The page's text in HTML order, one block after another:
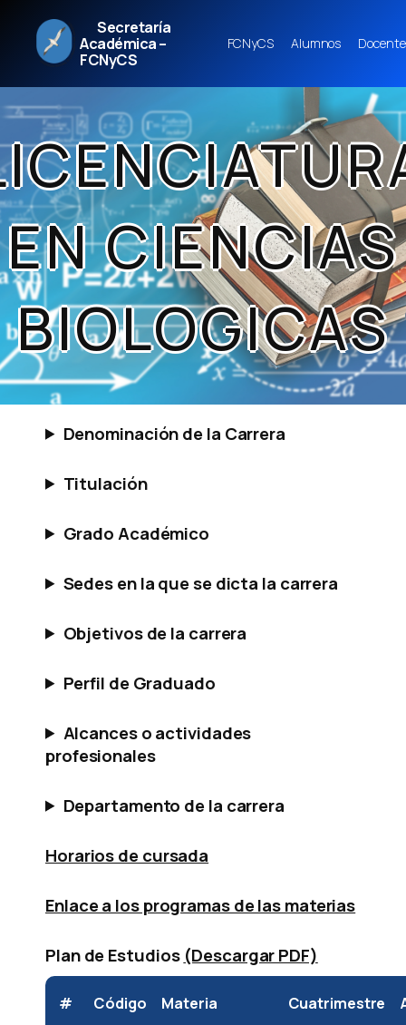
Secretaría
Académica –
FCNyCS
FCNyCS Alumnos
EN CIENCIAS
BIOLOGICAS
Denominación de la Carrera
Titulación
Grado Académico
Sedes en la que se dicta la carrera
Objetivos de la carrera
Perfil de Graduado
Alcances o actividades
profesionales
Departamento de la carrera
Horarios de cursada
Enlace a los programas de las materias
Plan de Estudios (Descargar PDF)
# Código Materia Cuatrimestre